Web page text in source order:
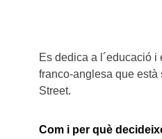
Es dedica a l´educació i
franco-anglesa que està
Street.
Com i per què